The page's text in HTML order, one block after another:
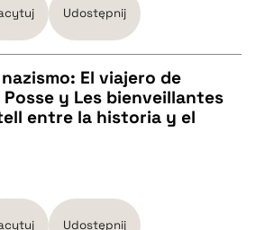
Udostępnij
El viajero de
y Les bienveillantes
entre la historia y el
Udostępnij